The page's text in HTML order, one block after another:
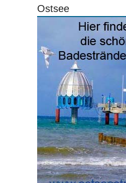
Ostsee